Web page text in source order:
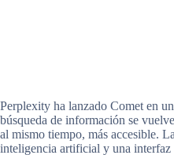
Perplexity ha lanzado Comet en
búsqueda de información se
al mismo tiempo, más accesible.
inteligencia artificial y una